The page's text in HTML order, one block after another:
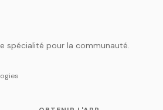
spécialité pour la communauté.